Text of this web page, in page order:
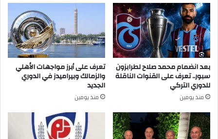
بعد انضمام محمد صلاح لطرابزون
سبور.. تعرف على القنوات الناقلة
للدوري التركي
منذ يومين
تعرف على أبرز مواجهات الأهلي
والزمالك وبيراميدز في الدوري
الجديد
منذ يومين